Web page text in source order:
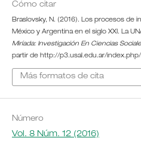
Cómo citar
Braslovsky, N. (2016). Los procesos de
México y Argentina en el siglo XXI. La
Miríada: Investigación En Ciencias
partir de http://p3.usal.edu.ar/
Más formatos de cita
Número
Vol. 8 Núm. 12 (2016)